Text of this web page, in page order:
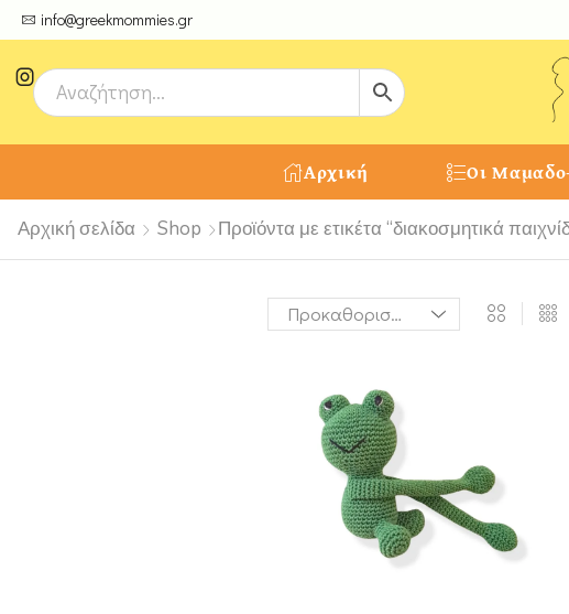
info@greekmommies.gr
μοναδικές δημιουργίες από τους Χειροτέχνες μας!
Αρχική Οι
Αρχική σελίδα Shop Προϊόντα με ετικέτα “διακοσμητικά